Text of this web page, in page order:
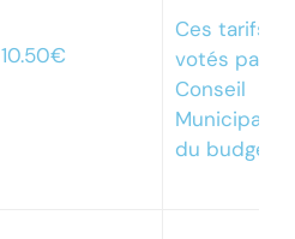
Ces tarifs
votés par le
Conseil
Municipal
du budget
10.50€